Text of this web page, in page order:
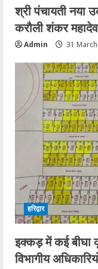
श्री पंचायती नया
करौली शंकर महादेव
Admin 31
हरिद्वार
इक्कड़ में कई बीघा
विभागीय